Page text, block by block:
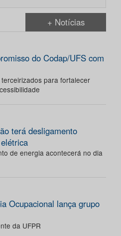
+ Notícias
do Codap/UFS com
para fortalecer
terá desligamento
de energia acontecerá no dia
Ocupacional lança grupo
da UFPR